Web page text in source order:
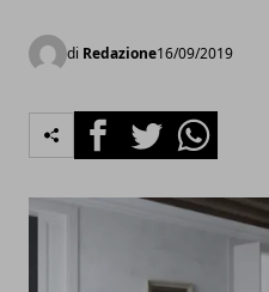
di Redazione16/09/2019
FacebookTwitterWhatsapp